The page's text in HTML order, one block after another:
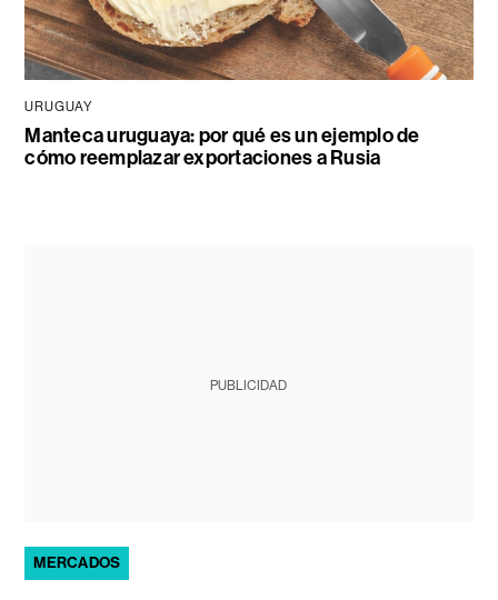
URUGUAY
Manteca uruguaya: por qué es un ejemplo de
cómo reemplazar exportaciones a Rusia
PUBLICIDAD
MERCADOS